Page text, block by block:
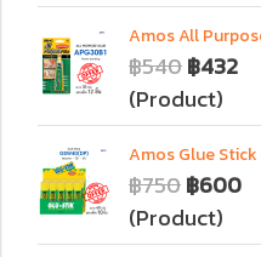
Amos All
฿540฿432
(Product)
Amos Glue
฿750฿600
(Product)